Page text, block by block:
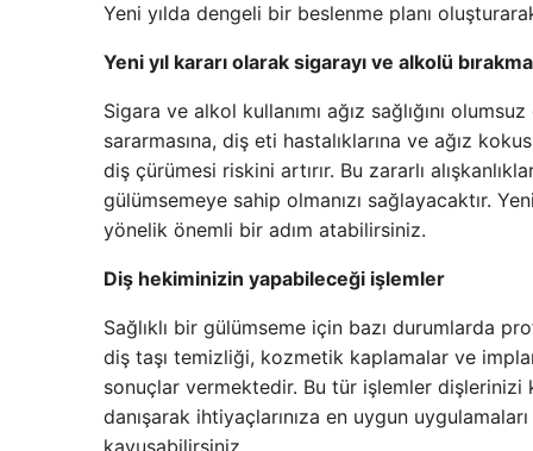
Yeni yılda dengeli bir beslenme planı
Yeni yıl kararı olarak sigarayı ve alkolü
Sigara ve alkol kullanımı ağız sağlığını
sararmasına, diş eti hastalıklarına ve ağız
diş çürümesi riskini artırır. Bu zararlı
gülümsemeye sahip olmanızı sağlayacaktır.
yönelik önemli bir adım atabilirsiniz.
Diş hekiminizin yapabileceği işlemler
Sağlıklı bir gülümseme için bazı durumlarda
diş taşı temizliği, kozmetik kaplamalar ve
sonuçlar vermektedir. Bu tür işlemler dişlerinizi
danışarak ihtiyaçlarınıza en uygun